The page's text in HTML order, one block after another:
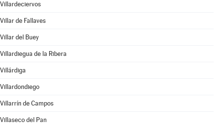
Villardeciervos
Villar de Fallaves
Villar del Buey
Villardiegua de la Ribera
Villárdiga
Villardondiego
Villarrín de Campos
Villaseco del Pan